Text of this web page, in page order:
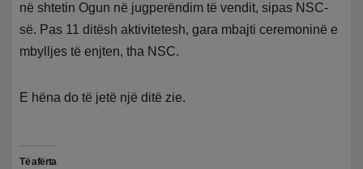
në shtetin Ogun në jugperëndim të vendit, sipas NSC-
së. Pas 11 ditësh aktivitetesh, gara mbajti ceremoninë e
mbylljes të enjten, tha NSC.
E hëna do të jetë një ditë zie.
Të afërta